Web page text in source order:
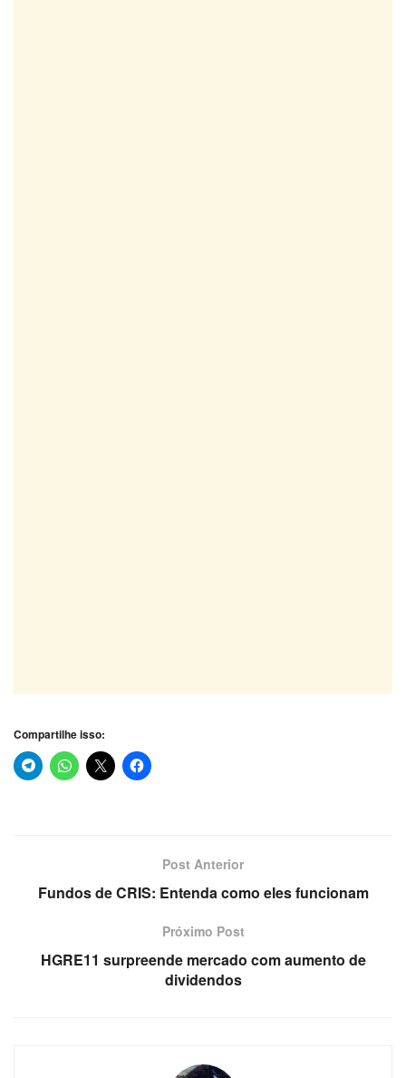
Compartilhe isso:
Post Anterior
Fundos de CRIS: Entenda como eles funcionam
Próximo Post
HGRE11 surpreende mercado com aumento de
dividendos